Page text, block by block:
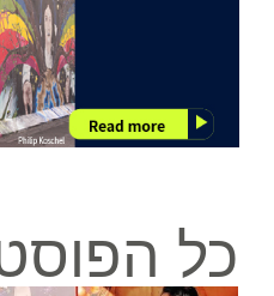
כל